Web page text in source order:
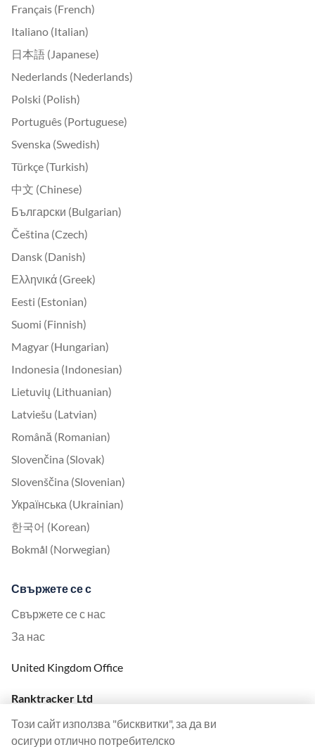
Français (French)
Italiano (Italian)
日本語 (Japanese)
Nederlands (Nederlands)
Polski (Polish)
Português (Portuguese)
Svenska (Swedish)
Türkçe (Turkish)
中文 (Chinese)
Български (Bulgarian)
Čeština (Czech)
Dansk (Danish)
Ελληνικά (Greek)
Eesti (Estonian)
Suomi (Finnish)
Magyar (Hungarian)
Indonesia (Indonesian)
Lietuvių (Lithuanian)
Latviešu (Latvian)
Română (Romanian)
Slovenčina (Slovak)
Slovenščina (Slovenian)
Українська (Ukrainian)
한국어 (Korean)
Bokmål (Norwegian)
Свържете се с
Свържете се с нас
За нас
United Kingdom Office
Ranktracker Ltd
London, EC1R 5DF
Този сайт използва "бисквитки", за да ви
осигури отлично потребителско